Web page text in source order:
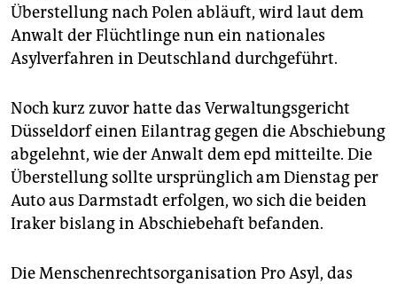
Überstellung nach Polen abläuft, wird laut dem
Anwalt der Flüchtlinge nun ein nationales
Asylverfahren in Deutschland durchgeführt.
Noch kurz zuvor hatte das Verwaltungsgericht
Düsseldorf einen Eilantrag gegen die Abschiebung
abgelehnt, wie der Anwalt dem epd mitteilte. Die
Überstellung sollte ursprünglich am Dienstag per
Auto aus Darmstadt erfolgen, wo sich die beiden
Iraker bislang in Abschiebehaft befanden.
Die Menschenrechtsorganisation Pro Asyl, das